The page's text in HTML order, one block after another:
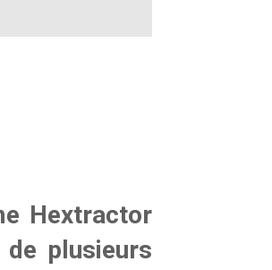
Hextractor
plusieurs